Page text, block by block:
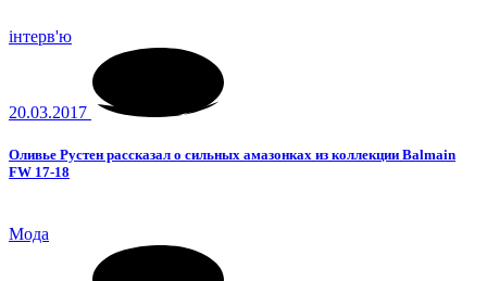
інтерв'ю
20.03.2017
Оливье Рустен рассказал о сильных амазонках из коллекции Balmain
FW 17-18
Мода